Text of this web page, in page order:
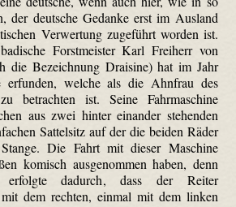
der deutsche Gedanke erst im Ausland
Verwertung zugeführt worden ist.
Forstmeister Karl Freiherr von
die Bezeichnung Draisine) hat im Jahr
erfunden, welche als die Ahnfrau des
betrachten ist. Seine Fahrmaschine
aus zwei hinter einander stehenden
Sattelsitz auf der die beiden Räder
Stange. Die Fahrt mit dieser Maschine
komisch ausgenommen haben, denn
erfolgte dadurch, dass der Reiter
dem rechten, einmal mit dem linken